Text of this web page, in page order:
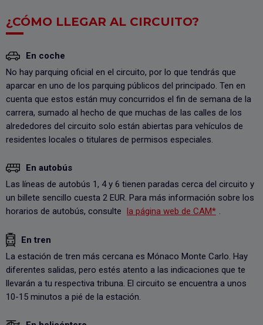
¿CÓMO LLEGAR AL CIRCUITO?
En coche
No hay parquing oficial en el circuito, por lo que tendrás que
aparcar en uno de los parquing públicos del principado. Ten en
cuenta que estos están muy concurridos el fin de semana de la
carrera, sumado al hecho de que muchas de las calles de los
alrededores del circuito solo están abiertas para vehículos de
residentes locales o titulares de permisos especiales.
En autobús
Las líneas de autobús 1, 4 y 6 tienen paradas cerca del circuito y
un billete sencillo cuesta 2 EUR. Para más información sobre los
horarios de autobús, consulte la página web de CAM* .
En tren
La estación de tren más cercana es Mónaco Monte Carlo. Hay
diferentes salidas, pero estés atento a las indicaciones que te
llevarán a tu respectiva tribuna. El circuito se encuentra a unos
10-15 minutos a pié de la estación.